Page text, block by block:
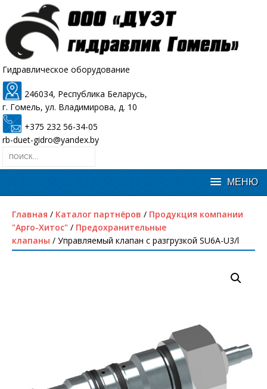
Гидравлическое оборудование
246034, Республика Беларусь,
г. Гомель, ул. Владимирова, д. 10
+375 232 56-34-05
rb-duet-gidro@yandex.by
Главная / Каталог партнёров / Продукция компании
"Арго-Хитос" / Предохранительные
клапаны / Управляемый клапан с разгрузкой SU6A-U3/l